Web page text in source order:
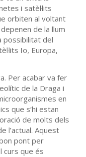
i satèl·lits
orbiten al voltant
de la llum
possibilitat del
Io, Europa,
Per acabar va fer
de la Draga i
en
que s’hi estan
de molts dels
l’actual. Aquest
pont per
curs que és